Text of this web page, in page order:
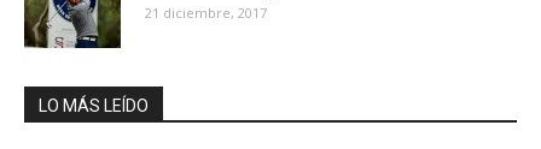
21 diciembre, 2017
LO MÁS LEÍDO